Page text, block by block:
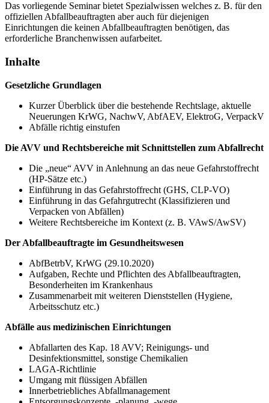
Das vorliegende Seminar bietet Spezialwissen welches z. B. für den
offiziellen Abfallbeauftragten aber auch für diejenigen
Einrichtungen die keinen Abfallbeauftragten benötigen, das
erforderliche Branchenwissen aufarbeitet.
Inhalte
Gesetzliche Grundlagen
Kurzer Überblick über die bestehende Rechtslage, aktuelle
Neuerungen KrWG, NachwV, AbfAEV, ElektroG, VerpackV
Abfälle richtig einstufen
Die AVV und Rechtsbereiche mit Schnittstellen zum Abfallrecht
Die „neue“ AVV in Anlehnung an das neue Gefahrstoffrecht
(HP-Sätze etc.)
Einführung in das Gefahrstoffrecht (GHS, CLP-VO)
Einführung in das Gefahrgutrecht (Klassifizieren und
Verpacken von Abfällen)
Weitere Rechtsbereiche im Kontext (z. B. VAwS/AwSV)
Der Abfallbeauftragte im Gesundheitswesen
AbfBetrbV, KrWG (29.10.2020)
Aufgaben, Rechte und Pflichten des Abfallbeauftragten,
Besonderheiten im Krankenhaus
Zusammenarbeit mit weiteren Dienststellen (Hygiene,
Arbeitsschutz etc.)
Abfälle aus medizinischen Einrichtungen
Abfallarten des Kap. 18 AVV; Reinigungs- und
Desinfektionsmittel, sonstige Chemikalien
LAGA-Richtlinie
Umgang mit flüssigen Abfällen
Innerbetriebliches Abfallmanagement